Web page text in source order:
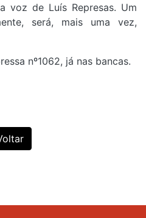
voz de Luís Represas. Um
será, mais uma vez,
nº1062, já nas bancas.